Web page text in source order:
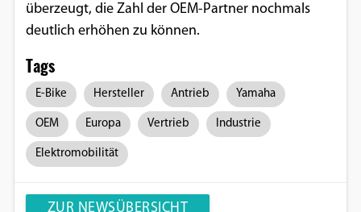
überzeugt, die Zahl der OEM-Partner nochmals
deutlich erhöhen zu können.
Tags
E-Bike Hersteller Antrieb Yamaha
OEM Europa Vertrieb Industrie
Elektromobilität
ZUR NEWSÜBERSICHT